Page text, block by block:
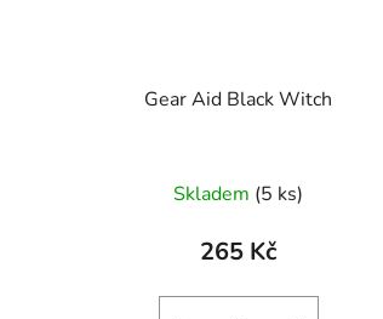
Gear Aid Black Witch
Skladem (5 ks)
265 Kč